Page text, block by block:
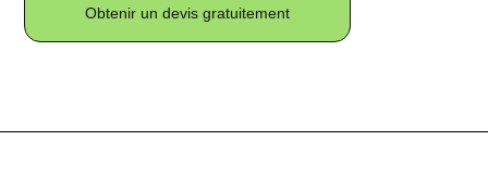
Obtenir un devis gratuitement